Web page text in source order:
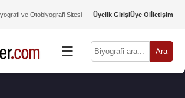
ve Otobiyografi Sitesi Üyelik GirişiÜye Olİletişim
☰ Ara